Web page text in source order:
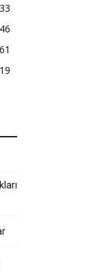
33
46
61
19